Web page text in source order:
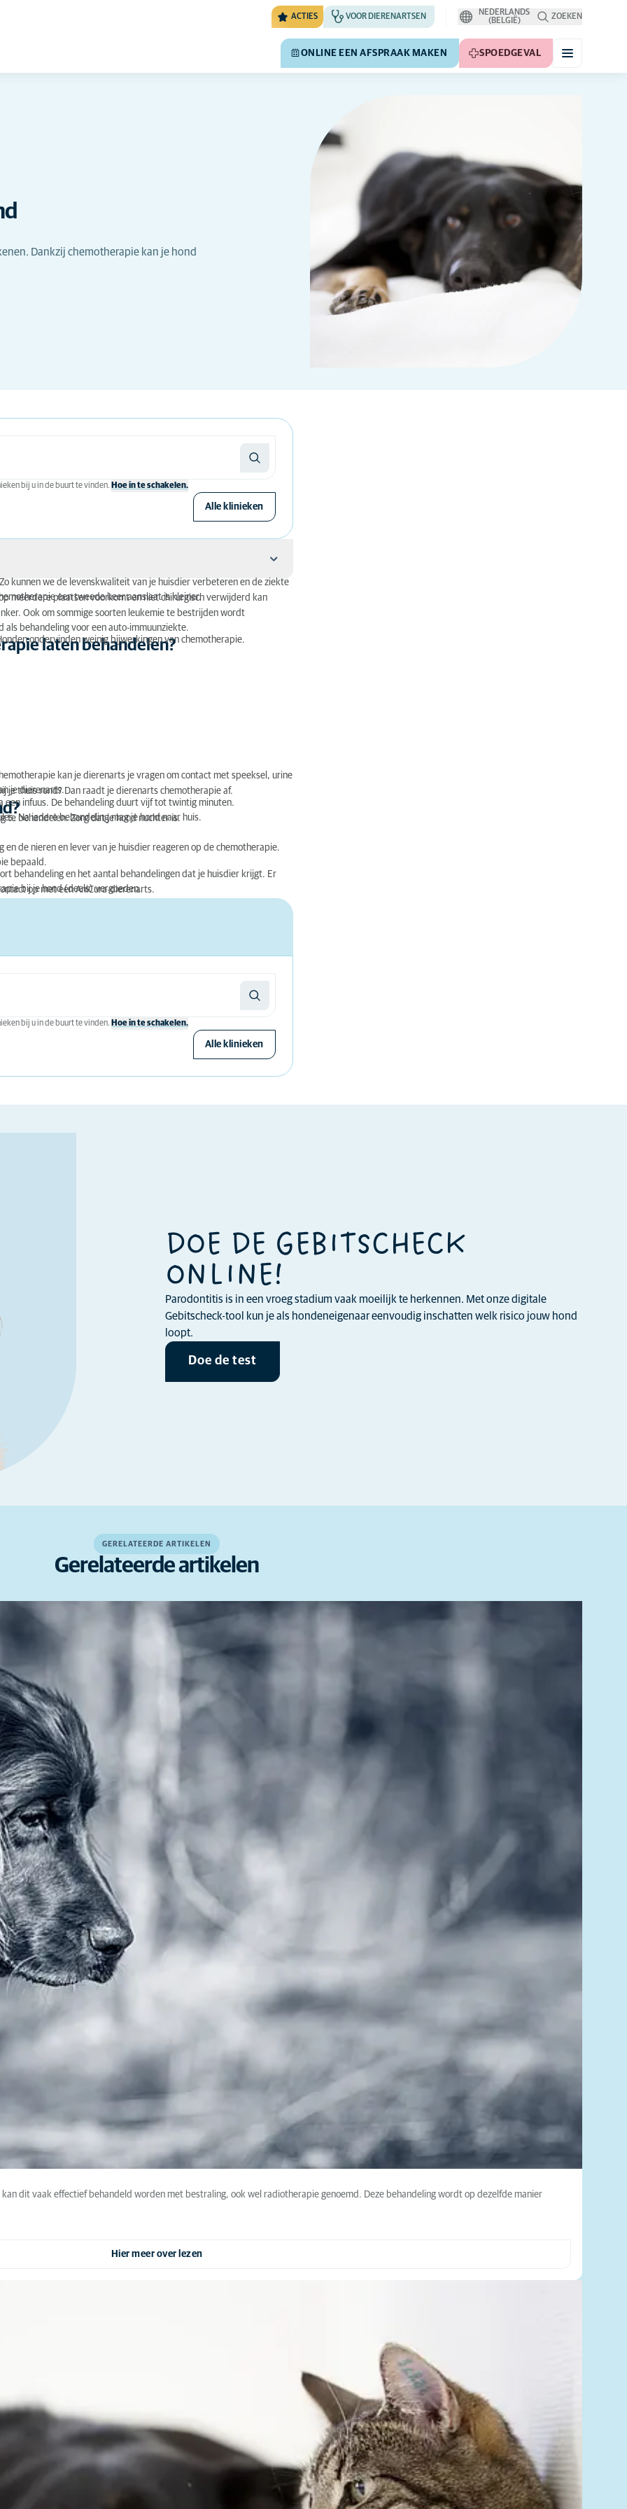
ACTIES VOOR DIERENARTSEN
NEDERLANDS
(BELGIË)
ZOEKEN
ONLINE EEN AFSPRAAK MAKEN SPOEDGEVAL
Dankzij chemotherapie kan je hond
bij u in de buurt te vinden. Hoe in te schakelen.
Alle klinieken
kunnen we de levenskwaliteit van je huisdier verbeteren en de ziekte
een tweede keer aanslaat is kleiner.
meerdere plaatsen voorkomt en niet chirurgisch verwijderd kan
Ook om sommige soorten leukemie te bestrijden wordt
behandeling voor een auto-immuunziekte.
laten behandelen?
ondervinden weinig bijwerkingen van chemotherapie.
kan je dierenarts je vragen om contact met speeksel, urine
je dierenarts.
je thuis rond? Dan raadt je dierenarts chemotherapie af.
een infuus. De behandeling duurt vijf tot twintig minuten.
Na iedere behandeling mag je hond naar huis.
te behandelen. Zorg dat je hond nuchter is.
de nieren en lever van je huisdier reageren op de chemotherapie.
bepaald.
behandeling en het aantal behandelingen dat je huisdier krijgt. Er
bij je hond (deels) vergoeden.
op met een AniCura-dierenarts.
bij u in de buurt te vinden. Hoe in te schakelen.
Alle klinieken
DOE DE GEBITSCHECK
ONLINE!
Parodontitis is in een vroeg stadium vaak moeilijk te herkennen. Met onze digitale
Gebitscheck-tool kun je als hondeneigenaar eenvoudig inschatten welk risico jouw hond
loopt.
Doe de test
GERELATEERDE ARTIKELEN
Gerelateerde artikelen
dit vaak effectief behandeld worden met bestraling, ook wel radiotherapie genoemd. Deze behandeling wordt op dezelfde manier
Hier meer over lezen